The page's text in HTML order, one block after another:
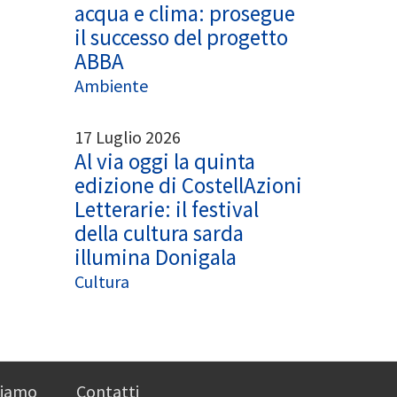
acqua e clima: prosegue
il successo del progetto
ABBA
Ambiente
17 Luglio 2026
Al via oggi la quinta
edizione di CostellAzioni
Letterarie: il festival
della cultura sarda
illumina Donigala
Cultura
Contatti